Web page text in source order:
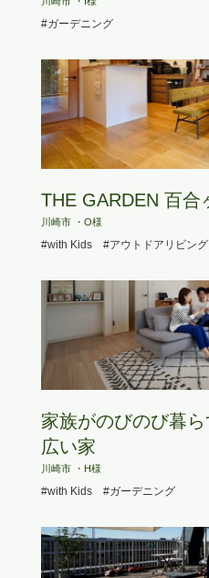
#ガーデニング
THE GARDEN 百合
川崎市 ・O様
#with Kids #アウトドアリビング
家族がのびのび暮
広い家
川崎市 ・H様
#with Kids #ガーデニング